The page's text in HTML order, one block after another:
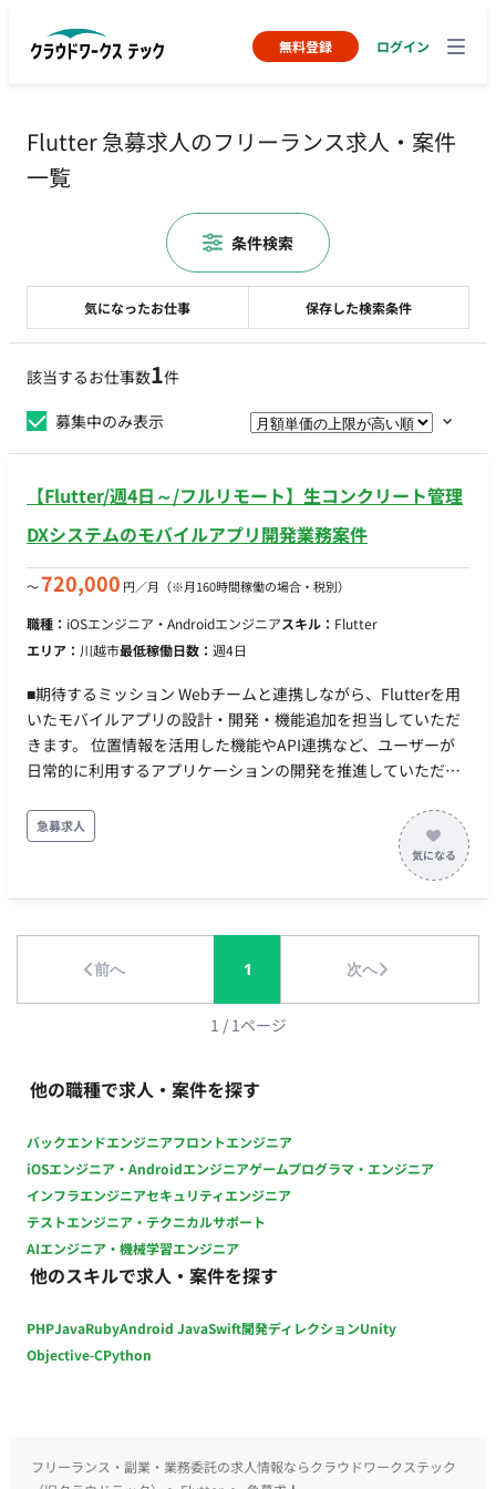
無料登録 ログイン
Flutter 急募求人のフリーランス求人・案件
一覧
該当するお仕事数1件
募集中のみ表示
【Flutter/週4日～/フルリモート】生コンクリート管理
DXシステムのモバイルアプリ開発業務案件
〜720,000 円／月 （※月160時間稼働の場合・税別）
職種： iOSエンジニア・Androidエンジニアスキル： Flutter
エリア： 川越市最低稼働日数： 週4日
■期待するミッション Webチームと連携しながら、Flutterを用
いたモバイルアプリの設計・開発・機能追加を担当していただ
きます。 位置情報を活用した機能やAPI連携など、ユーザーが
日常的に利用するアプリケーションの開発を推進していただく
発】 ・Flutterを用いたモバイルアプリ開発 ・Webシステムと
のAPI連携 ・GPS・位置情報を活用した機能開発 ・RFID連携機
量：週4日以上（相談可） リモート稼働：フルリモート フレッ
急募求人
前へ 1 次へ
1 / 1ページ
他の職種で求人・案件を探す
バックエンドエンジニアフロントエンジニア
iOSエンジニア・Androidエンジニアゲームプログラマ・エンジニア
インフラエンジニアセキュリティエンジニア
テストエンジニア・テクニカルサポート
AIエンジニア・機械学習エンジニア
他のスキルで求人・案件を探す
PHPJavaRubyAndroid JavaSwift開発ディレクションUnity
Objective-CPython
気になったお仕事 保存した検索条件
条件検索
フリーランス・副業・業務委託の求人情報ならクラウドワークステック